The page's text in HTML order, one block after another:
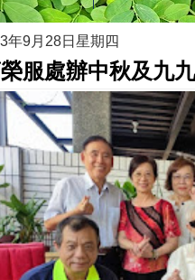
年9月28日星期四
服處辦中秋及九